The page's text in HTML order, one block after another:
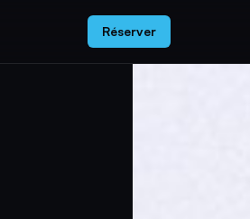
Réserver